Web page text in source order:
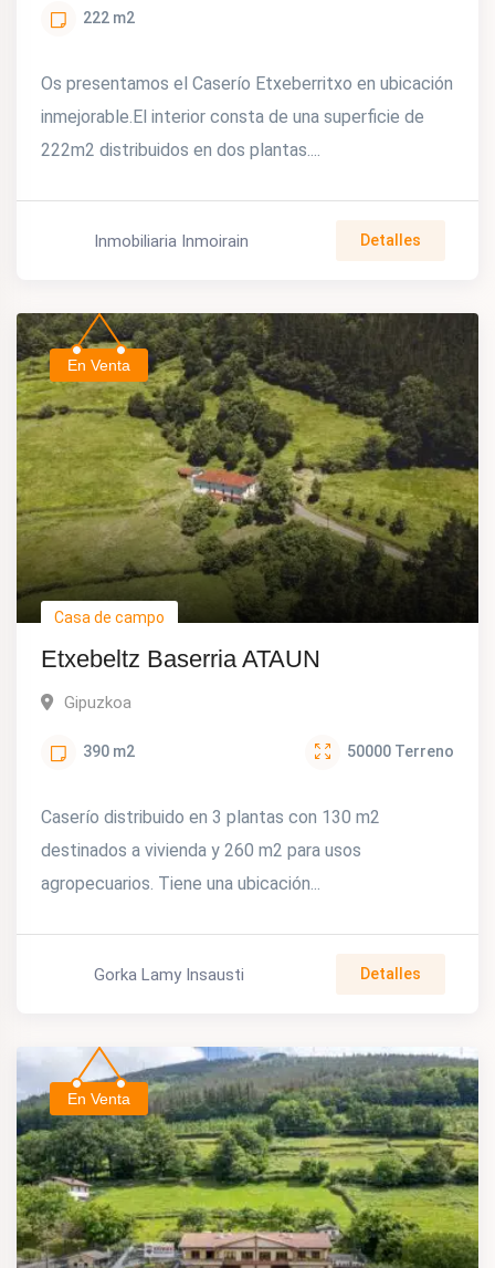
222 m2
Os presentamos el Caserío Etxeberritxo en ubicación
inmejorable.El interior consta de una superficie de
222m2 distribuidos en dos plantas....
Inmobiliaria Inmoirain Detalles
En Venta
Casa de campo
Etxebeltz Baserria ATAUN
Gipuzkoa
390 m2 50000 Terreno
Caserío distribuido en 3 plantas con 130 m2
destinados a vivienda y 260 m2 para usos
agropecuarios. Tiene una ubicación...
Gorka Lamy Insausti Detalles
En Venta